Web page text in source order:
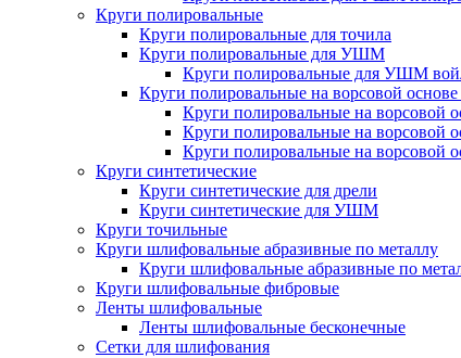
Круги полировальные
Круги полировальные для точила
Круги полировальные для УШМ
Круги полировальные для УШМ
Круги полировальные на ворсовой
Круги полировальные на ворсовой
Круги полировальные на ворсовой
Круги полировальные на ворсовой
Круги синтетические
Круги синтетические для дрели
Круги синтетические для УШМ
Круги точильные
Круги шлифовальные абразивные по металлу
Круги шлифовальные абразивные по
Круги шлифовальные фибровые
Ленты шлифовальные
Ленты шлифовальные бесконечные
Сетки для шлифования